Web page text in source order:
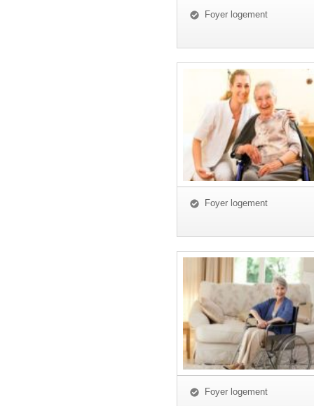
Foyer logement
Foyer logement
Foyer logement